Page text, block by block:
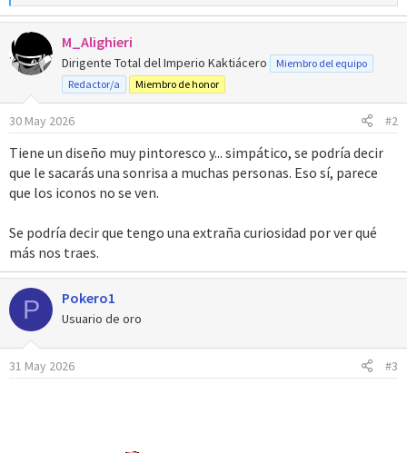
e
a
c
c
e
M_Alighieri
Dirigente Total del Imperio Kaktiácero
Miembro del equipo
Redactor/a
Miembro de honor
30 May 2026 #2
Tiene un diseño muy pintoresco y... simpático, se podría decir
que le sacarás una sonrisa a muchas personas. Eso sí, parece
que los iconos no se ven.
Se podría decir que tengo una extraña curiosidad por ver qué
más nos traes.
P Pokero1
Usuario de oro
31 May 2026 #3